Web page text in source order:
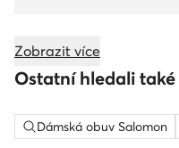
Zobrazit více
Ostatní hledali také
Dámská obuv Salomon